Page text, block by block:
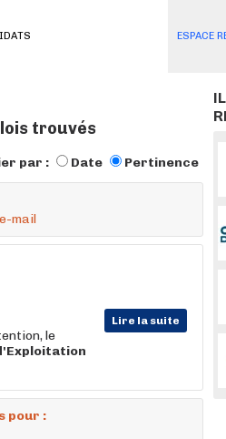
ESPACE
trouvés
par : Date Pertinence
mail
Lire la suite
le
pour :